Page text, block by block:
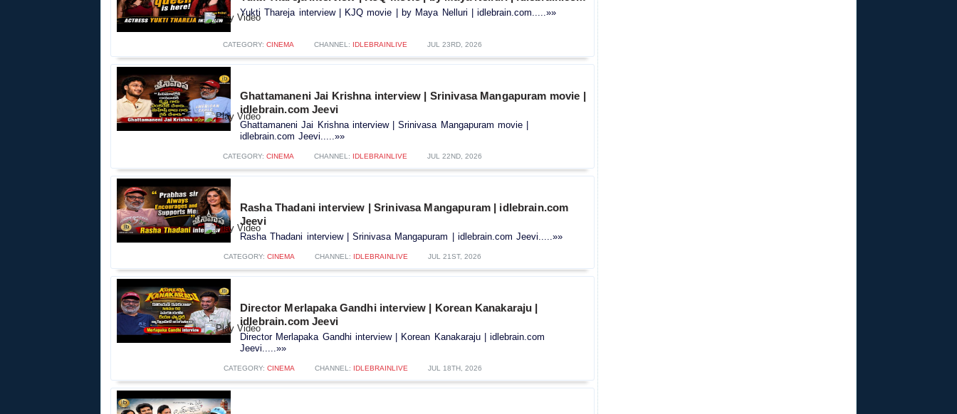
Yukti Thareja interview | KJQ movie | by Maya Nelluri | idlebrain.com.....»»
CATEGORY: CINEMA CHANNEL: IDLEBRAINLIVE JUL 23RD, 2026
Ghattamaneni Jai Krishna interview | Srinivasa Mangapuram movie |
idlebrain.com Jeevi
Ghattamaneni Jai Krishna interview | Srinivasa Mangapuram movie |
idlebrain.com Jeevi.....»»
CATEGORY: CINEMA CHANNEL: IDLEBRAINLIVE JUL 22ND, 2026
Rasha Thadani interview | Srinivasa Mangapuram | idlebrain.com
Jeevi
Rasha Thadani interview | Srinivasa Mangapuram | idlebrain.com Jeevi.....»»
CATEGORY: CINEMA CHANNEL: IDLEBRAINLIVE JUL 21ST, 2026
Director Merlapaka Gandhi interview | Korean Kanakaraju |
idlebrain.com Jeevi
Director Merlapaka Gandhi interview | Korean Kanakaraju | idlebrain.com
Jeevi.....»»
CATEGORY: CINEMA CHANNEL: IDLEBRAINLIVE JUL 18TH, 2026